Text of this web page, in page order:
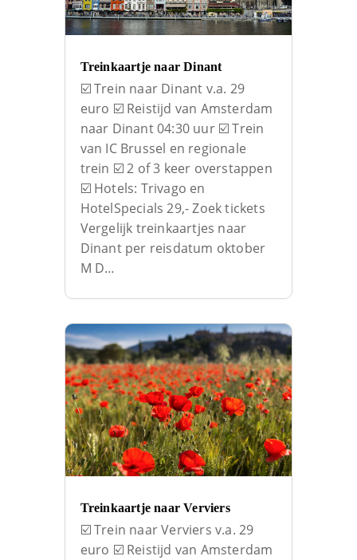
Treinkaartje naar Dinant
☑️ Trein naar Dinant v.a. 29
euro ☑️ Reistijd van Amsterdam
naar Dinant 04:30 uur ☑️ Trein
van IC Brussel en regionale
trein ☑️ 2 of 3 keer overstappen
☑️ Hotels: Trivago en
HotelSpecials 29,- Zoek tickets
Vergelijk treinkaartjes naar
Dinant per reisdatum oktober
M D…
Treinkaartje naar Verviers
☑️ Trein naar Verviers v.a. 29
euro ☑️ Reistijd van Amsterdam